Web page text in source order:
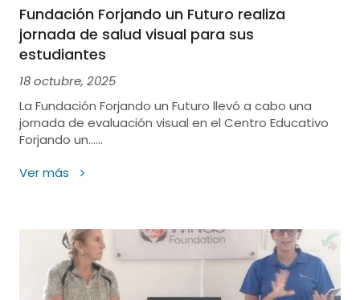
Fundación Forjando un Futuro realiza
jornada de salud visual para sus
estudiantes
18 octubre, 2025
La Fundación Forjando un Futuro llevó a cabo una
jornada de evaluación visual en el Centro Educativo
Forjando un......
Ver más